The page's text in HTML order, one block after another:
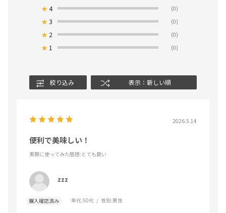
★4 (0)
★3 (0)
★ 2 (0)
★ 1 (0)
絞り込み 表示：新しい順
2026.5.14
便利で美味しい！
実際に使ってみた感想:とても良い
zzz
購入確認済み 年代:50代 性別:男性